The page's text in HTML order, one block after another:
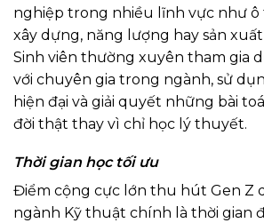
nghiệp trong nhiều lĩnh vực như ô
xây dựng, năng lượng hay sản
Sinh viên thường xuyên tham gia
với chuyên gia trong ngành, sử
hiện đại và giải quyết những bài
đời thật thay vì chỉ học lý thuyết.
Thời gian học tối ưu
Điểm cộng cực lớn thu hút Gen Z
ngành Kỹ thuật chính là thời gian